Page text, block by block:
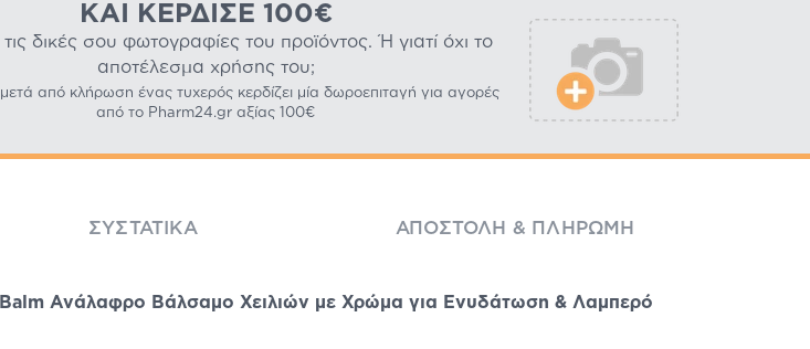
ΚΑΙ ΚΈΡΔΙΣΕ 100€
δικές σου φωτογραφίες του προϊόντος. Ή γιατί όχι το
αποτέλεσμα χρήσης του;
από κλήρωση ένας τυχερός κερδίζει μία δωροεπιταγή για αγορές
από το Pharm24.gr αξίας 100€
ΣΥΣΤΑΤΙΚΆ ΑΠΟΣΤΟΛΉ & ΠΛΗΡΩΜΉ
Ανάλαφρο Βάλσαμο Χειλιών με Χρώμα για Ενυδάτωση & Λαμπερό